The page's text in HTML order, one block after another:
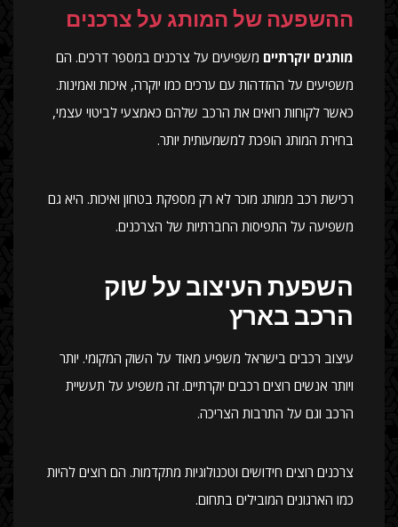
ההשפעה של המותג על צרכנים
מותגים יוקרתיים משפיעים על צרכנים במספר דרכים. הם
משפיעים על ההזדהות עם ערכים כמו יוקרה, איכות ואמינות.
כאשר לקוחות רואים את הרכב שלהם כאמצעי לביטוי עצמי,
בחירת המותג הופכת למשמעותית יותר.
רכישת רכב ממותג מוכר לא רק מספקת בטחון ואיכות. היא גם
משפיעה על התפיסות החברתיות של הצרכנים.
השפעת העיצוב על שוק
הרכב בארץ
עיצוב רכבים בישראל משפיע מאוד על השוק המקומי. יותר
ויותר אנשים רוצים רכבים יוקרתיים. זה משפיע על תעשיית
הרכב וגם על התרבות הצריכה.
צרכנים רוצים חידושים וטכנולוגיות מתקדמות. הם רוצים להיות
כמו הארגונים המובילים בתחום.